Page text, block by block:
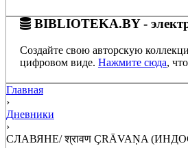
BIBLIOTEKA.BY -
Создайте свою авторскую
цифровом виде. Нажмите сюда,
Главная
›
Дневники
›
СЛАВЯНЕ/ श्रावण ÇRĀVAṆA